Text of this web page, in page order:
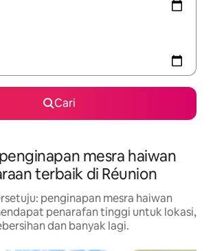
Cari
mesra haiwan
terbaik di Réunion
penginapan mesra haiwan
penarafan tinggi untuk lokasi,
dan banyak lagi.